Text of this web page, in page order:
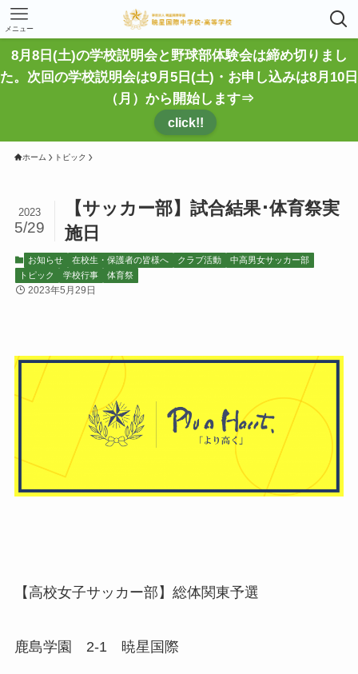
メニュー
8月8日(土)の学校説明会と野球部体験会は締め切りまし
た。次回の学校説明会は9月5日(土)・お申し込みは8月10日
（月）から開始します⇒
click!!
ホーム トピック
【サッカー部】試合結果･体育祭実
施日
2023
5/29
お知らせ 在校生・保護者の皆様へ クラブ活動
中高男女サッカー部
トピック
学校行事 体育祭
2023年5月29日
【高校女子サッカー部】総体関東予選
鹿島学園 2-1 暁星国際